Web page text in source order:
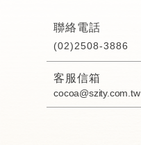
聯絡電話
(02)2508-3886
客服信箱
cocoa@szity.com.tw